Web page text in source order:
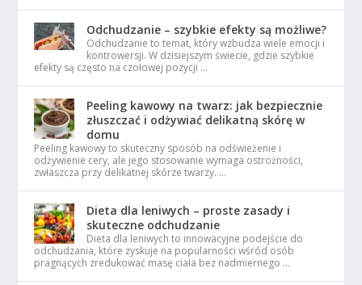
Odchudzanie – szybkie efekty są możliwe?
Odchudzanie to temat, który wzbudza wiele emocji i
kontrowersji. W dzisiejszym świecie, gdzie szybkie
efekty są często na czołowej pozycji …
Peeling kawowy na twarz: jak bezpiecznie
złuszczać i odżywiać delikatną skórę w
domu
Peeling kawowy to skuteczny sposób na odświeżenie i
odżywienie cery, ale jego stosowanie wymaga ostrożności,
zwłaszcza przy delikatnej skórze twarzy. …
Dieta dla leniwych – proste zasady i
skuteczne odchudzanie
Dieta dla leniwych to innowacyjne podejście do
odchudzania, które zyskuje na popularności wśród osób
pragnących zredukować masę ciała bez nadmiernego …